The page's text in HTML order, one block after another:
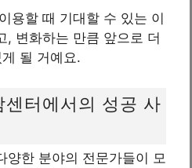
용할 때 기대할 수 있는 이
, 변화하는 만큼 앞으로 더
될 거예요.
센터에서의 성공 사
양한 분야의 전문가들이 모